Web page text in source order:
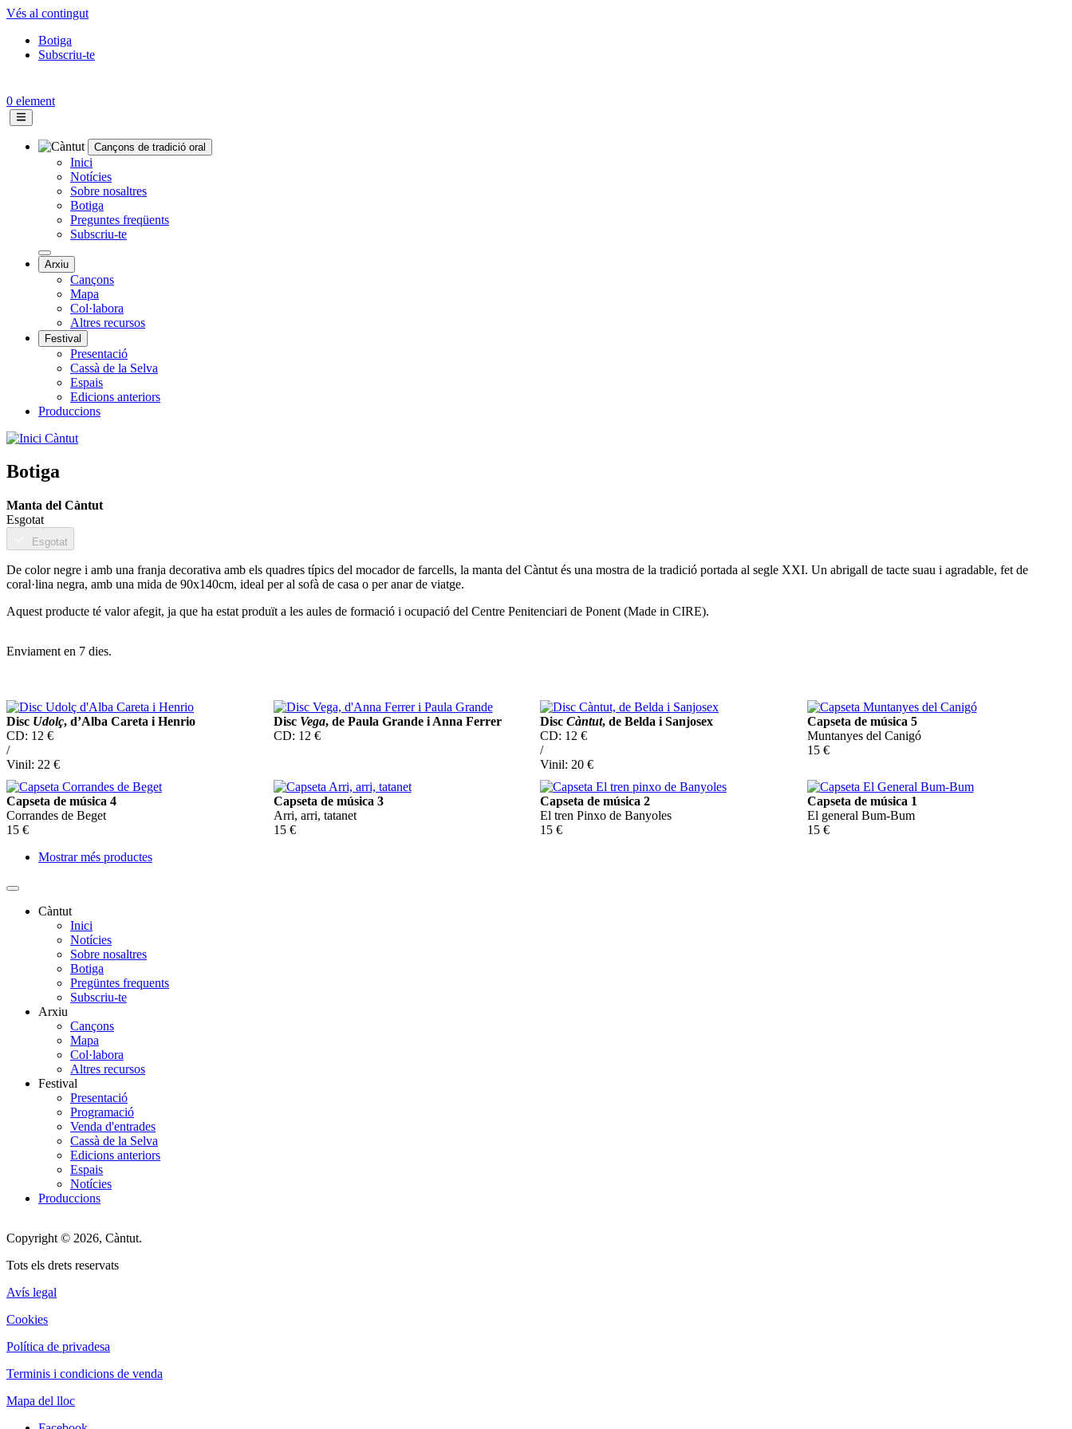
Vés al contingut
Topbar
Botiga
Subscriu-te
0 element
Navegació
principal
Cançons de tradició oral
Inici
Notícies
Sobre nosaltres
Botiga
Preguntes freqüents
Subscriu-te
Arxiu
Cançons
Mapa
Col·labora
Altres recursos
Festival
Presentació
Cassà de la Selva
Espais
Edicions anteriors
Produccions
Càntut
Botiga
Títol
visible
Manta del Càntut
Unitats
estoc
Esgotat
Esgotat
De color negre i amb una franja decorativa amb els quadres típics del mocador de farcells, la manta del Càntut és una mostra de la tradició portada al segle XXI. Un abrigall de tacte suau i agradable, fet de
coral·lina negra, amb una mida de 90x140cm, ideal per al sofà de casa o per anar de viatge.
Aquest producte té valor afegit, ja que ha estat produït a les aules de formació i ocupació del Centre Penitenciari de Ponent (Made in CIRE).
Descripció
Enviament en 7 dies.
Disc Udolç, d’Alba Careta i Henrio
CD: 12 €
/
Vinil: 22 €
Disc Vega, de Paula Grande i Anna Ferrer
CD: 12 €
Disc Càntut, de Belda i Sanjosex
CD: 12 €
/
Vinil: 20 €
Capseta de música 5
Muntanyes del Canigó
15 €
Capseta de música 4
Corrandes de Beget
15 €
Capseta de música 3
Arri, arri, tatanet
15 €
Capseta de música 2
El tren Pinxo de Banyoles
15 €
Capseta de música 1
El general Bum-Bum
15 €
Mostrar més productes
Càntut
Inici
Notícies
Sobre nosaltres
Botiga
Pregüntes frequents
Subscriu-te
Arxiu
Cançons
Mapa
Col·labora
Altres recursos
Festival
Presentació
Programació
Venda d'entrades
Cassà de la Selva
Edicions anteriors
Espais
Notícies
Produccions
Copyright © 2026, Càntut.
Tots els drets reservats
Avís legal
Cookies
Política de privadesa
Terminis i condicions de venda
Mapa del lloc